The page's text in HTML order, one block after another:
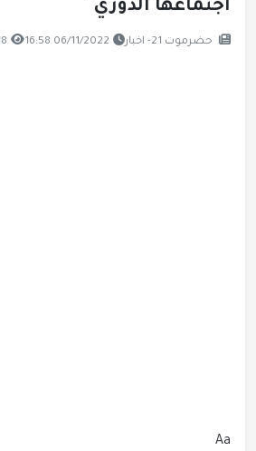
اجتماعها الدوري
حضرموت 21- اخبار 06/11/2022 16:58
Aa